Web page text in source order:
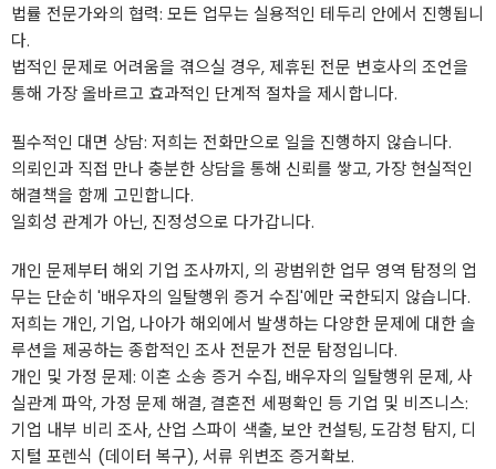
법률 전문가와의 협력: 모든 업무는 실용적인 테두리 안에서 진행됩니
다.
법적인 문제로 어려움을 겪으실 경우, 제휴된 전문 변호사의 조언을
통해 가장 올바르고 효과적인 단계적 절차을 제시합니다.
필수적인 대면 상담: 저희는 전화만으로 일을 진행하지 않습니다.
의뢰인과 직접 만나 충분한 상담을 통해 신뢰를 쌓고, 가장 현실적인
해결책을 함께 고민합니다.
일회성 관계가 아닌, 진정성으로 다가갑니다.
개인 문제부터 해외 기업 조사까지, 의 광범위한 업무 영역 탐정의 업
무는 단순히 '배우자의 일탈행위 증거 수집'에만 국한되지 않습니다.
저희는 개인, 기업, 나아가 해외에서 발생하는 다양한 문제에 대한 솔
루션을 제공하는 종합적인 조사 전문가 전문 탐정입니다.
개인 및 가정 문제: 이혼 소송 증거 수집, 배우자의 일탈행위 문제, 사
실관계 파악, 가정 문제 해결, 결혼전 세평확인 등 기업 및 비즈니스:
기업 내부 비리 조사, 산업 스파이 색출, 보안 컨설팅, 도감청 탐지, 디
지털 포렌식 (데이터 복구), 서류 위변조 증거확보.